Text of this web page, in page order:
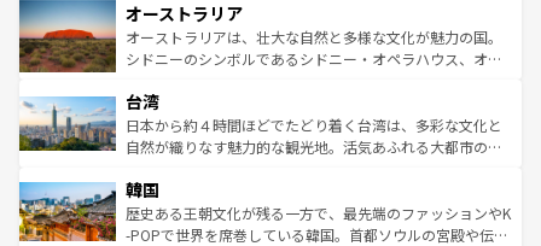
部のニューオーリンズでは、音楽と美食が融合した独特の
文化が魅力。旅行者はアメリカの各地域で異なる魅力を楽
しみながら、その多様性と豊かな歴史を感じることができ
ならではの贅沢な旅のスタイルだ。 なお、新着のアメリカ
情報はコンテンツ一覧を参照してほしい。
ワイ島は見逃せない。また、定番の観光地といえばオアフ
島だが、静かな自然を求めるならマウイ島やカウアイ島が
おすすめ。エメラルドグリーンに輝く海をはじめ、豊かな
れるおもてなしの心で訪れる人々を迎えてくれるハワイの
人々、おいしいローカルフードやハワイアンミュージッ
ク、伝統的なフラダンスなど、すべてがハワイの魅力を彩
ワイを、存分に味わってほしい。 なお、新着のハワイ情報
はコンテンツ一覧を参照してほしい。
オーストラリア
オーストラリアは、壮大な自然と多様な文化が魅力の国。
シドニーのシンボルであるシドニー・オペラハウス、オー
リアリーフや大陸中央部にそびえるウルル（エアーズロッ
ク）、タスマニアの美しい原生林やケアンズの熱帯雨林な
ど、見どころがたくさん。また、カフェやワイン、オージ
いる。アクティビティも充実しており、サーフィンやダイ
ビング、ハイキングなど、アウトドア好きにはたまらな
い。オーストラリアの多彩な魅力を存分に味わいつくそ
台湾
日本から約４時間ほどでたどり着く台湾は、多彩な文化と
自然が織りなす魅力的な観光地。活気あふれる大都市の台
ン）、静ひつな山岳地帯である台湾東部など、都市の喧騒
と山間の静けさが共存しており、訪れる人に新しい発見と
驚きをもたらしてくれる。また、奥深い台湾の食文化も魅
韓国
歴史ある王朝文化が残る一方で、最先端のファッションやK
-POPで世界を席巻している韓国。首都ソウルの宮殿や伝統